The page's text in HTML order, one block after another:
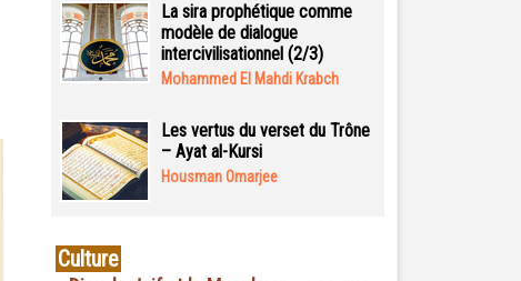
La sira prophétique comme
modèle de dialogue
intercivilisationnel (2/3)
Mohammed El Mahdi Krabch
Les vertus du verset du Trône
– Ayat al-Kursi
Housman Omarjee
Culture